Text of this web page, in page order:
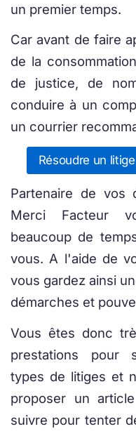
un premier temps.
Car avant de faire
de la
de justice, de
conduire à un
un courrier
Résoudre un
Partenaire de vos
Merci Facteur
beaucoup de
vous. A l'aide de
vous gardez ainsi
démarches et
Vous êtes donc
prestations pour
types de litiges et
proposer un
suivre pour tenter